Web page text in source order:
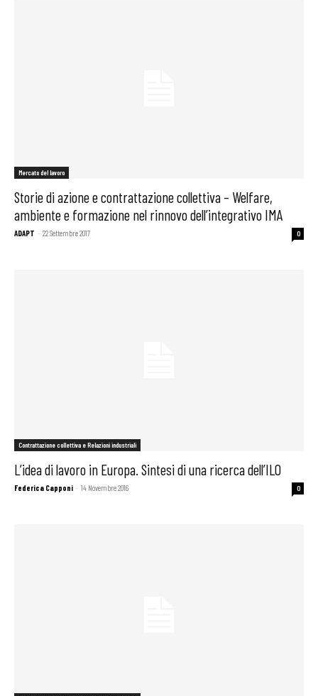
Mercato del lavoro
Storie di azione e contrattazione collettiva – Welfare,
ambiente e formazione nel rinnovo dell’integrativo IMA
ADAPT - 22 Settembre 2017 0
Contrattazione collettiva e Relazioni industriali
L’idea di lavoro in Europa. Sintesi di una ricerca dell’ILO
Federica Capponi - 14 Novembre 2016 0